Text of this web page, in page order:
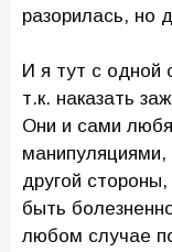
разорилась, но
И я тут с одной
т.к. наказать
Они и сами
другой
быть
любом случае